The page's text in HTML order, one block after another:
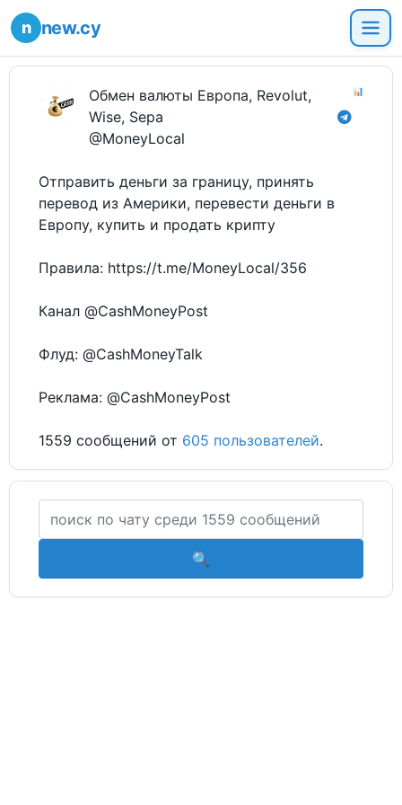
new.cy
📊
Обмен валюты Европа, Revolut,
Wise, Sepa
@MoneyLocal
Отправить деньги за границу, принять
перевод из Америки, перевести деньги в
Европу, купить и продать крипту
Правила: https://t.me/MoneyLocal/356
Канал @CashMoneyPost
Флуд: @CashMoneyTalk
Реклама: @CashMoneyPost
1559 сообщений от 605 пользователей.
🔍